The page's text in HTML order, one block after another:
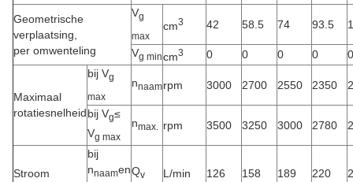
Geometrische
verplaatsing,
per omwenteling
Vg
max
cm3 42 58.5 74 93.5
Vg mincm3 0 0 0 0 0
Maximaal
rotatiesnelheid
bij Vg
max
nnaamrpm 3000 2700 2550 2350
bij Vg≤
Vg max
nmax. rpm 3500 3250 3000 2780
Stroom
bij
nnaamenQv L/min 126 158 189 220